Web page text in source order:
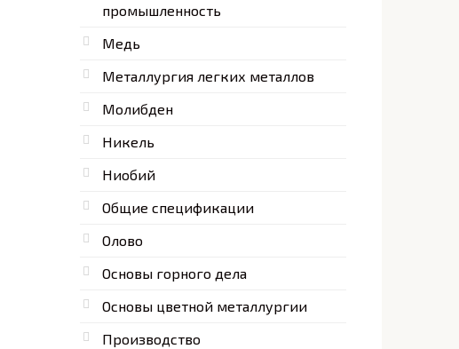
промышленность
Медь
Металлургия легких металлов
Молибден
Никель
Ниобий
Общие спецификации
Олово
Основы горного дела
Основы цветной металлургии
Производство